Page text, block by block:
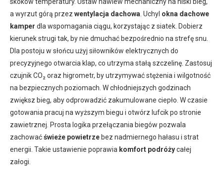
a wyrzut górą przez wentylacja dachowa . Uchyl okna dachowe
kamper dla wspomagania ciągu, korzystając z siatek. Dobierz
kierunek strugi tak, by nie dmuchać bezpośrednio na strefę snu.
Dla postoju w słońcu użyj siłowników elektrycznych do
precyzyjnego otwarcia klap, co utrzyma stałą szczelinę. Zastosuj
czujnik CO₂ oraz higrometr, by utrzymywać stężenia i wilgotność
na bezpiecznych poziomach. W chłodniejszych godzinach
zwiększ bieg, aby odprowadzić zakumulowane ciepło. W czasie
gotowania pracuj na wyższym biegu i otwórz lufcik po stronie
zawietrznej. Prosta logika przełączania biegów pozwala
zachowaćświeże powietrze bez nadmiernego hałasu i strat
energii. Takie ustawienie poprawia komfort podróżycałej
załogi.